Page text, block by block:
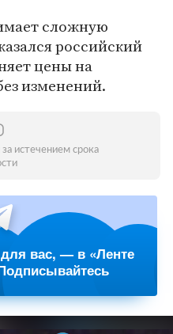
сложную
российский
цены на
изменений.
истечением срока
вас, — в «Ленте